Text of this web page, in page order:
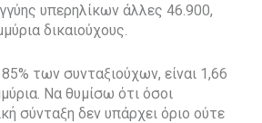
υπερηλίκων άλλες 46.900,
δικαιούχους.
των συνταξιούχων, είναι 1,66
Να θυμίσω ότι όσοι
σύνταξη δεν υπάρχει όριο ούτε